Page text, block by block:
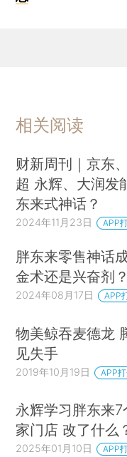
相关阅读
财新周刊｜京东
超 永辉、大润发
东来式神话？
2024年11月23日 APP
胖东来零售神话
金术还是兴奋剂
2024年08月17日 APP
物美鲸吞麦德龙
见失手
2019年10月19日 APP
永辉学习胖东来
家门店 改了什么
2025年01月10日 APP